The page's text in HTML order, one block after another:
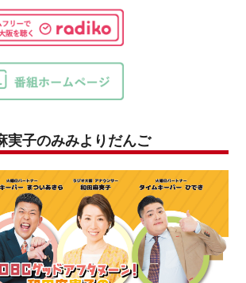
実子のみみよりだんご